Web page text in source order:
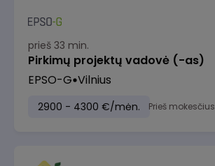
prieš 33 min.
Pirkimų projektų vadovė (-as)
EPSO-G Vilnius
2900 - 4300 €/mėn. Prieš mokesčius